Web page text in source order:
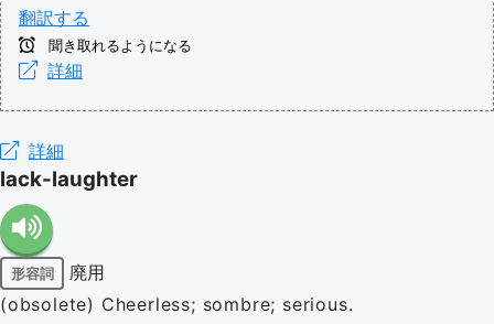
翻訳する
聞き取れるようになる
詳細
詳細
lack-laughter
形容詞
廃用
(obsolete) Cheerless; sombre; serious.